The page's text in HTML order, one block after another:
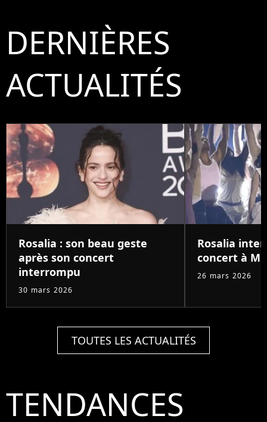
DERNIÈRES
ACTUALITÉS
Rosalia : son beau geste
après son concert
interrompu
30 mars 2026
Rosalia
concert à
26 mars 2026
TOUTES LES ACTUALITÉS
TENDANCES